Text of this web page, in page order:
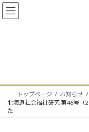
コ
ン
ッ
ナ
ビ
移
トップページ お知らせ
北海道社会福祉研究 第46号（
た